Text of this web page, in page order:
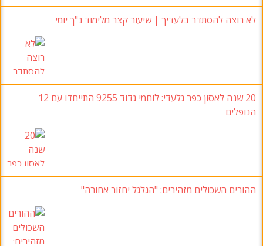
לא רוצה להסתדר בלעדיך | שיעור קצר מלימוד נ"ך יומי
20 שנה לאסון כפר גלעדי: לוחמי גדוד 9255 התייחדו עם 12
הנופלים
ההורים השכולים מזהירים: "הגלגל יחזור אחורה"